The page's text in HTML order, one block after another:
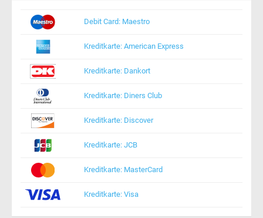
Debit Card: Maestro
Kreditkarte: American Express
Kreditkarte: Dankort
Kreditkarte: Diners Club
Kreditkarte: Discover
Kreditkarte: JCB
Kreditkarte: MasterCard
Kreditkarte: Visa